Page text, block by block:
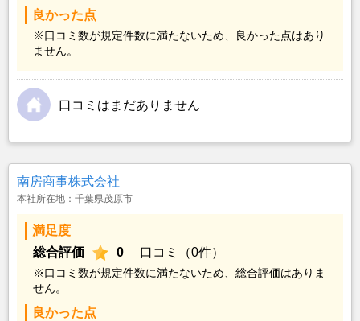
良かった点
※口コミ数が規定件数に満たないため、良かった点はあり
ません。
口コミはまだありません
南房商事株式会社
本社所在地：千葉県茂原市
満足度
総合評価
0 口コミ（0件）
※口コミ数が規定件数に満たないため、総合評価はありま
せん。
良かった点